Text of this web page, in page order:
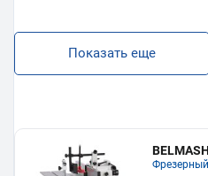
Показать еще